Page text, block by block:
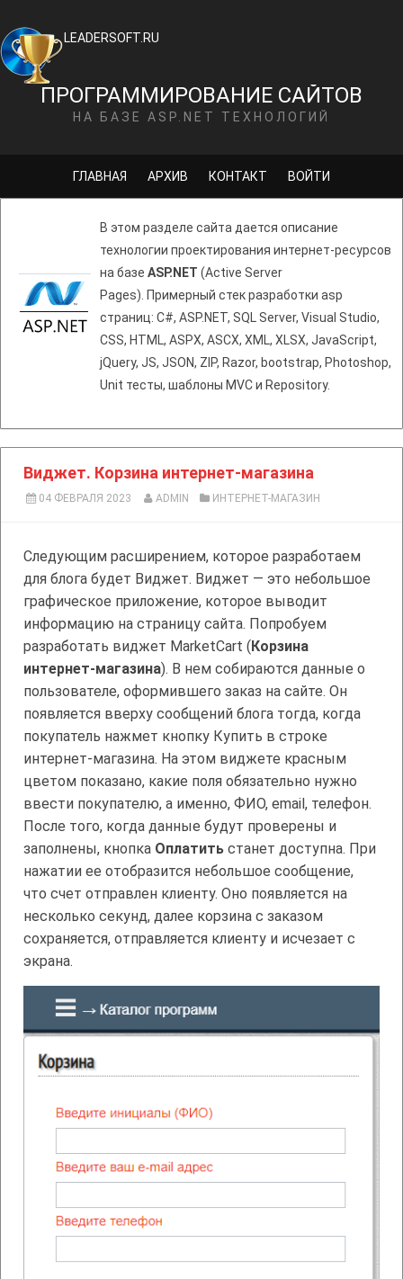
LEADERSOFT.RU
ПРОГРАММИРОВАНИЕ САЙТОВ
НА БАЗЕ ASP.NET ТЕХНОЛОГИЙ
ГЛАВНАЯ АРХИВ КОНТАКТ ВОЙТИ
В этом разделе сайта дается описание
технологии проектирования интернет-ресурсов
на базе ASP.NET (Active Server
Pages). Примерный стек разработки asp
страниц: C#, ASP.NET, SQL Server, Visual Studio,
CSS, HTML, ASPX, ASCX, XML, XLSX, JavaScript,
jQuery, JS, JSON, ZIP, Razor, bootstrap, Photoshop,
Unit тесты, шаблоны MVC и Repository.
Виджет. Корзина интернет-магазина
04 ФЕВРАЛЯ 2023 ADMIN ИНТЕРНЕТ-МАГАЗИН
Следующим расширением, которое разработаем
для блога будет Виджет. Виджет — это небольшое
графическое приложение, которое выводит
информацию на страницу сайта. Попробуем
разработать виджет MarketCart (Корзина
интернет-магазина). В нем собираются данные о
пользователе, оформившего заказ на сайте. Он
появляется вверху сообщений блога тогда, когда
покупатель нажмет кнопку Купить в строке
интернет-магазина. На этом виджете красным
цветом показано, какие поля обязательно нужно
ввести покупателю, а именно, ФИО, email, телефон.
После того, когда данные будут проверены и
заполнены, кнопка Оплатить станет доступна. При
нажатии ее отобразится небольшое сообщение,
что счет отправлен клиенту. Оно появляется на
несколько секунд, далее корзина с заказом
сохраняется, отправляется клиенту и исчезает с
экрана.